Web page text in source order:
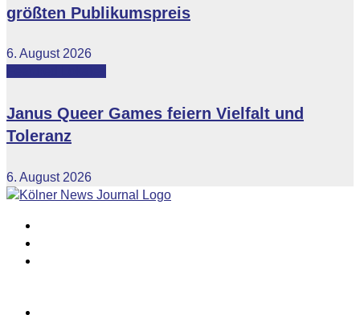
größten Publikumspreis
6. August 2026
Janus Queer Games feiern Vielfalt und
Toleranz
6. August 2026